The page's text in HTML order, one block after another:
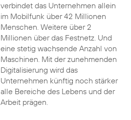
verbindet das Unternehmen allein
im Mobilfunk über 42 Millionen
Menschen. Weitere über 2
Millionen über das Festnetz. Und
eine stetig wachsende Anzahl von
Maschinen. Mit der zunehmenden
Digitalisierung wird das
Unternehmen künftig noch stärker
alle Bereiche des Lebens und der
Arbeit prägen.